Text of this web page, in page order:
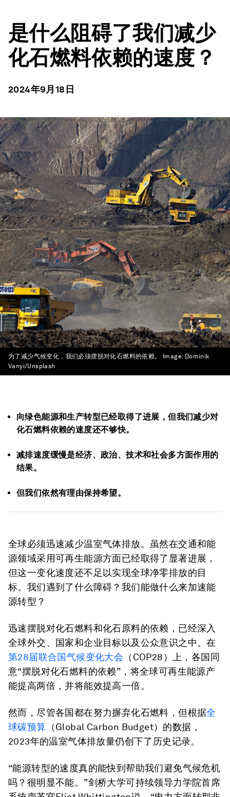
是什么阻碍了我们减少
化石燃料依赖的速度？
2024年9月18日
为了减少气候变化，我们必须摆脱对化石燃料的依赖。 Image: Dominik
Vanyi/Unsplash
向绿色能源和生产转型已经取得了进展，但我们减少对
化石燃料依赖的速度还不够快。
减排速度缓慢是经济、政治、技术和社会多方面作用的
结果。
但我们依然有理由保持希望。
全球必须迅速减少温室气体排放。虽然在交通和能
源领域采用可再生能源方面已经取得了显著进展，
但这一变化速度还不足以实现全球净零排放的目
标。我们遇到了什么障碍？我们能做什么来加速能
源转型？
迅速摆脱对化石燃料和化石原料的依赖，已经深入
全球外交、国家和企业目标以及公众意识之中。在
第28届联合国气候变化大会 （COP28）上，各国同
意“摆脱对化石燃料的依赖”，将全球可再生能源产
能提高两倍，并将能效提高一倍。
然而，尽管各国都在努力摒弃化石燃料，但根据全
球碳预算 （Global Carbon Budget）的数据，
2023年的温室气体排放量仍创下了历史记录。
“能源转型的速度真的能快到帮助我们避免气候危机
吗？很明显不能。”剑桥大学可持续领导力学院首席